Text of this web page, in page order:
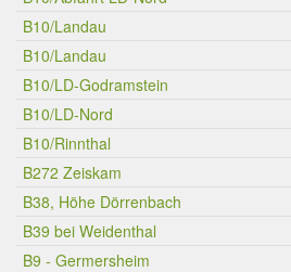
B10/Landau
B10/Landau
B10/LD-Godramstein
B10/LD-Nord
B10/Rinnthal
B272 Zeiskam
B38, Höhe Dörrenbach
B39 bei Weidenthal
B9 - Germersheim